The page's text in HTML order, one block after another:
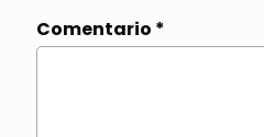
Comentario *